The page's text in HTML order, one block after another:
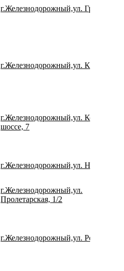
г.Железнодорожный,ул.
г.Железнодорожный,ул. Калинина,
г.Железнодорожный,ул. Косинское
шоссе, 7
г.Железнодорожный,ул. Новая, 43
г.Железнодорожный,ул.
Пролетарская, 1/2
г.Железнодорожный,ул. Речная, 16